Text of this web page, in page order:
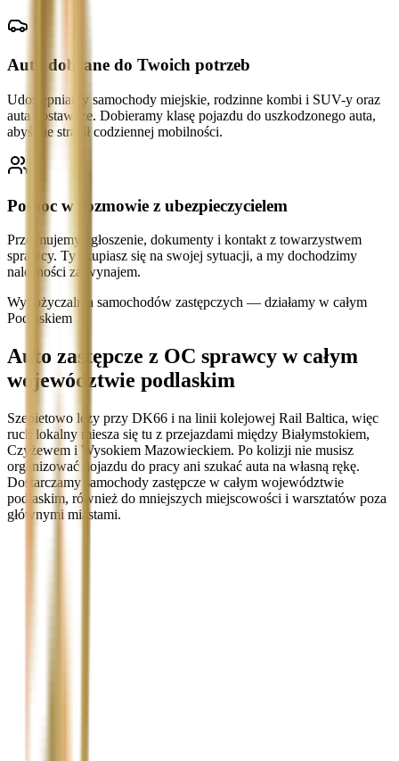
Auto dobrane do Twoich potrzeb
Udostępniamy samochody miejskie, rodzinne kombi i SUV-y oraz
auta dostawcze. Dobieramy klasę pojazdu do uszkodzonego auta,
abyś nie stracił codziennej mobilności.
Pomoc w rozmowie z ubezpieczycielem
Przejmujemy zgłoszenie, dokumenty i kontakt z towarzystwem
sprawcy. Ty skupiasz się na swojej sytuacji, a my dochodzimy
należności za wynajem.
Wypożyczalnia samochodów zastępczych — działamy w całym
Podlaskiem
Auto zastępcze z OC sprawcy w całym
województwie podlaskim
Szepietowo leży przy DK66 i na linii kolejowej Rail Baltica, więc
ruch lokalny miesza się tu z przejazdami między Białymstokiem,
Czyżewem i Wysokiem Mazowieckiem. Po kolizji nie musisz
organizować dojazdu do pracy ani szukać auta na własną rękę.
Dostarczamy samochody zastępcze w całym województwie
podlaskim, również do mniejszych miejscowości i warsztatów poza
głównymi miastami.